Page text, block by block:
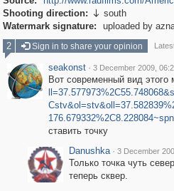
Shooting direction:  south
Watermark signature:
uploaded by
2
Sign in to share your opinion
seakonst · 3 December 2009,
Вот современный вид этого
ставить точку
Danushka · 3 December
Только точка чуть
теперь сквер.